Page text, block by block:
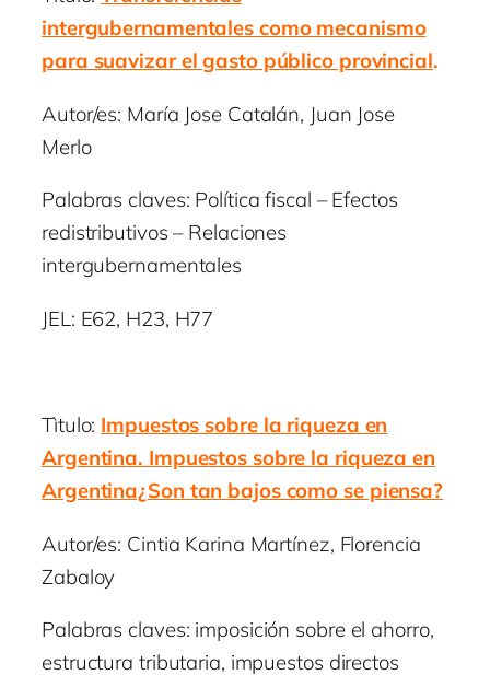
intergubernamentales como mecanismo
para suavizar el gasto público provincial.
Autor/es: María Jose Catalán, Juan Jose
Merlo
Palabras claves: Política fiscal – Efectos
redistributivos – Relaciones
intergubernamentales
JEL: E62, H23, H77
Tìtulo: Impuestos sobre la riqueza en
Argentina. Impuestos sobre la riqueza en
Argentina¿Son tan bajos como se piensa?
Autor/es: Cintia Karina Martínez, Florencia
Zabaloy
Palabras claves: imposición sobre el ahorro,
estructura tributaria, impuestos directos